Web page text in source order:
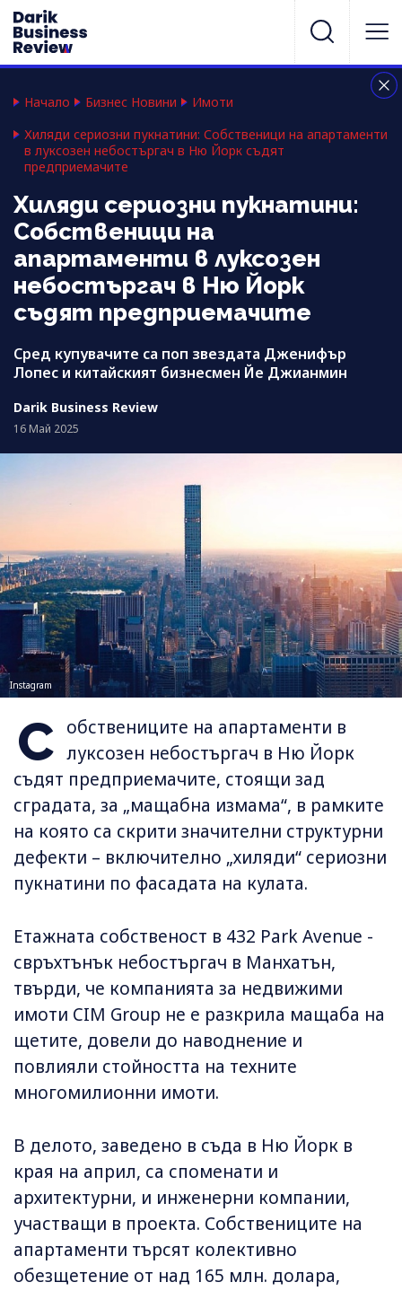
Начало Бизнес Новини
Имоти
Хиляди сериозни пукнатини: Собственици на апартаменти
в луксозен небостъргач в Ню Йорк съдят
предприемачите
Хиляди сериозни пукнатини:
Собственици на
апартаменти в луксозен
небостъргач в Ню Йорк
съдят предприемачите
Сред купувачите са поп звездата Дженифър
Лопес и китайският бизнесмен Йе Джианмин
Darik Business Review
16 Май 2025
Instagram
С обствениците на апартаменти в
луксозен небостъргач в Ню Йорк
съдят предприемачите, стоящи зад
сградата, за „мащабна измама“, в рамките
на която са скрити значителни структурни
дефекти – включително „хиляди“ сериозни
пукнатини по фасадата на кулата.
Етажната собственост в 432 Park Avenue -
свръхтънък небостъргач в Манхатън,
твърди, че компанията за недвижими
имоти CIM Group не е разкрила мащаба на
щетите, довели до наводнение и
повлияли стойността на техните
многомилионни имоти.
В делото, заведено в съда в Ню Йорк в
края на април, са споменати и
архитектурни, и инженерни компании,
участващи в проекта. Собствениците на
апартаменти търсят колективно
обезщетение от над 165 млн. долара,